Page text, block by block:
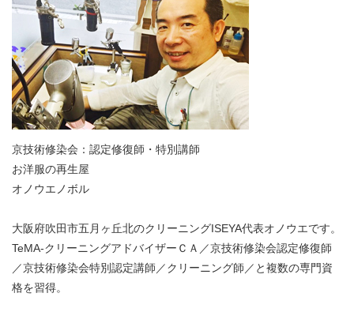
京技術修染会：認定修復師・特別講師
お洋服の再生屋
オノウエノボル
大阪府吹田市五月ヶ丘北のクリーニングISEYA代表オノウエです。
TeMA-クリーニングアドバイザーＣＡ／京技術修染会認定修復師
／京技術修染会特別認定講師／クリーニング師／と複数の専門資
格を習得。